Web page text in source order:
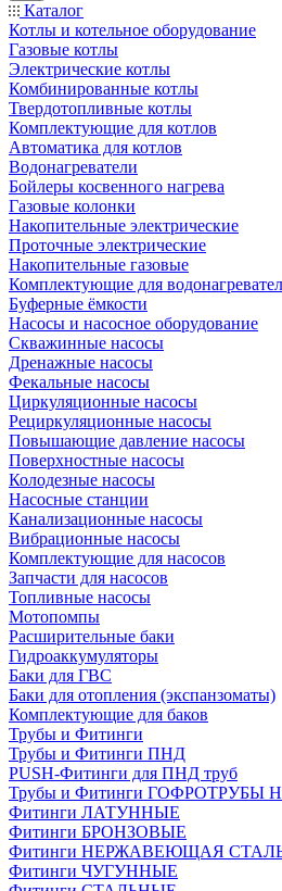
Каталог
Котлы и котельное оборудование
Газовые котлы
Электрические котлы
Комбинированные котлы
Твердотопливные котлы
Комплектующие для котлов
Автоматика для котлов
Водонагреватели
Бойлеры косвенного нагрева
Газовые колонки
Накопительные электрические
Проточные электрические
Накопительные газовые
Комплектующие для
Буферные ёмкости
Насосы и насосное оборудование
Скважинные насосы
Дренажные насосы
Фекальные насосы
Циркуляционные насосы
Рециркуляционные насосы
Повышающие давление насосы
Поверхностные насосы
Колодезные насосы
Насосные станции
Канализационные насосы
Вибрационные насосы
Комплектующие для насосов
Запчасти для насосов
Топливные насосы
Мотопомпы
Расширительные баки
Гидроаккумуляторы
Баки для ГВС
Баки для отопления (экспанзоматы)
Комплектующие для баков
Трубы и Фитинги
Трубы и Фитинги ПНД
PUSH-Фитинги для ПНД труб
Трубы и Фитинги ГОФРОТРУБЫ
Фитинги ЛАТУННЫЕ
Фитинги БРОНЗОВЫЕ
Фитинги НЕРЖАВЕЮЩАЯ
Фитинги ЧУГУННЫЕ